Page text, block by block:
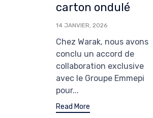
carton ondulé
14 JANVIER, 2026
Chez Warak, nous avons
conclu un accord de
collaboration exclusive
avec le Groupe Emmepi
pour...
Read More